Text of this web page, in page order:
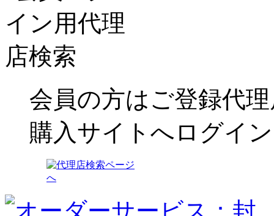
7.開示対象個人情報の開示等及び
ご本人からの求めにより、当社
個人情報の利用目的の通知、開
加又は削除、利用の停止、消去
（「開示等」といいます。）に
開示等に応じる窓口は、下記と
TEL：0120-422-003
会員の方はご登録代
購入サイトへログイ